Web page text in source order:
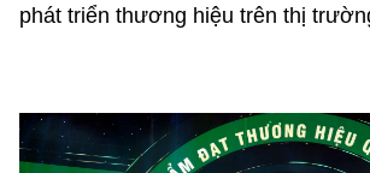
phát triển thương hiệu trên thị